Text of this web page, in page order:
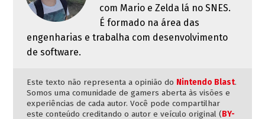
com Mario e Zelda lá no SNES.
É formado na área das
engenharias e trabalha com desenvolvimento
de software.
Este texto não representa a opinião do Nintendo Blast.
Somos uma comunidade de gamers aberta às visões e
experiências de cada autor. Você pode compartilhar
este conteúdo creditando o autor e veículo original (BY-